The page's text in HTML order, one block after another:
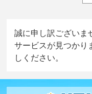
誠に申し訳ございま
サービスが見つかり
しください。